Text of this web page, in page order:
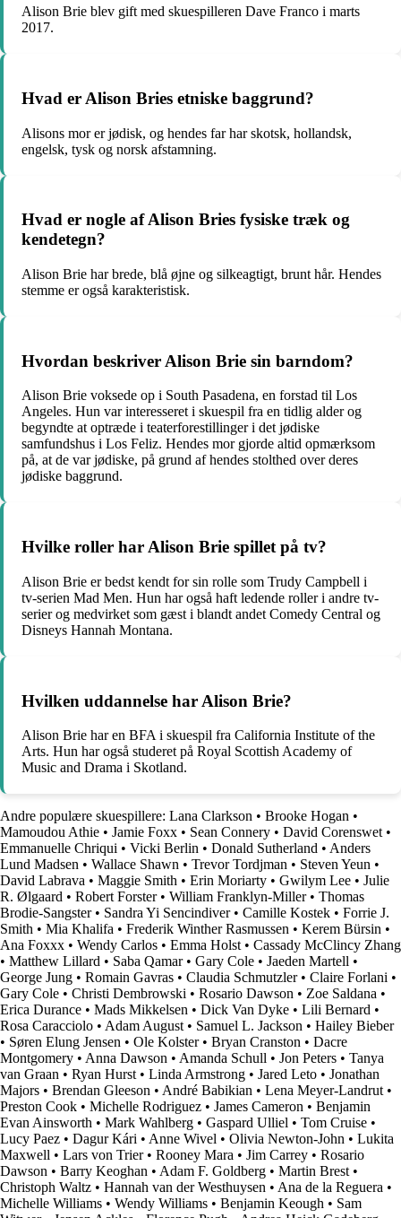
Alison Brie blev gift med skuespilleren Dave Franco i marts
2017.
Hvad er Alison Bries etniske baggrund?
Alisons mor er jødisk, og hendes far har skotsk, hollandsk,
engelsk, tysk og norsk afstamning.
Hvad er nogle af Alison Bries fysiske træk og
kendetegn?
Alison Brie har brede, blå øjne og silkeagtigt, brunt hår. Hendes
stemme er også karakteristisk.
Hvordan beskriver Alison Brie sin barndom?
Alison Brie voksede op i South Pasadena, en forstad til Los
Angeles. Hun var interesseret i skuespil fra en tidlig alder og
begyndte at optræde i teaterforestillinger i det jødiske
samfundshus i Los Feliz. Hendes mor gjorde altid opmærksom
på, at de var jødiske, på grund af hendes stolthed over deres
jødiske baggrund.
Hvilke roller har Alison Brie spillet på tv?
Alison Brie er bedst kendt for sin rolle som Trudy Campbell i
tv-serien Mad Men. Hun har også haft ledende roller i andre tv-
serier og medvirket som gæst i blandt andet Comedy Central og
Disneys Hannah Montana.
Hvilken uddannelse har Alison Brie?
Alison Brie har en BFA i skuespil fra California Institute of the
Arts. Hun har også studeret på Royal Scottish Academy of
Music and Drama i Skotland.
Andre populære skuespillere: Lana Clarkson • Brooke Hogan •
Mamoudou Athie • Jamie Foxx • Sean Connery • David Corenswet •
Emmanuelle Chriqui • Vicki Berlin • Donald Sutherland • Anders
Lund Madsen • Wallace Shawn • Trevor Tordjman • Steven Yeun •
David Labrava • Maggie Smith • Erin Moriarty • Gwilym Lee • Julie
R. Ølgaard • Robert Forster• William Franklyn-Miller• Thomas
Brodie-Sangster• Sandra Yi Sencindiver• Camille Kostek • Forrie J.
Smith • Mia Khalifa • Frederik Winther Rasmussen • Kerem Bürsin •
Ana Foxxx • Wendy Carlos • Emma Holst • Cassady McClincy Zhang
• Matthew Lillard • Saba Qamar• Gary Cole • Jaeden Martell •
George Jung • Romain Gavras • Claudia Schmutzler• Claire Forlani •
Gary Cole • Christi Dembrowski • Rosario Dawson • Zoe Saldana •
Erica Durance • Mads Mikkelsen • Dick Van Dyke • Lili Bernard •
Rosa Caracciolo • Adam August • Samuel L. Jackson • Hailey Bieber
• Søren Elung Jensen • Ole Kolster• Bryan Cranston • Dacre
Montgomery • Anna Dawson • Amanda Schull • Jon Peters • Tanya
van Graan • Ryan Hurst • Linda Armstrong • Jared Leto • Jonathan
Majors • Brendan Gleeson • André Babikian • Lena Meyer-Landrut •
Preston Cook • Michelle Rodriguez • James Cameron • Benjamin
Evan Ainsworth • Mark Wahlberg • Gaspard Ulliel • Tom Cruise •
Lucy Paez • Dagur Kári • Anne Wivel • Olivia Newton-John • Lukita
Maxwell • Lars von Trier• Rooney Mara • Jim Carrey • Rosario
Dawson • Barry Keoghan • Adam F. Goldberg • Martin Brest •
Christoph Waltz • Hannah van der Westhuysen • Ana de la Reguera •
Michelle Williams • Wendy Williams • Benjamin Keough • Sam